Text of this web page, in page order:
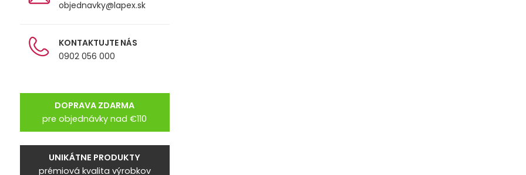
objednavky@lapex.sk
KONTAKTUJTE NÁS
0902 056 000
DOPRAVA ZDARMA
pre objednávky nad €110
UNIKÁTNE PRODUKTY
prémiová kvalita výrobkov